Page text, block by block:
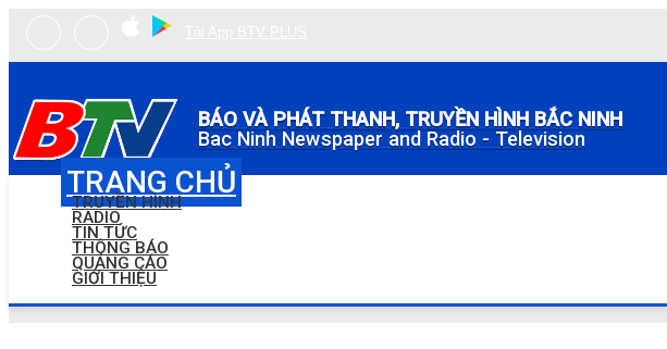
BÁO VÀ PHÁT THANH, TRUYỀN HÌNH BẮC NINH
Bac Ninh Newspaper and Radio - Television
TRANG CHỦ
TRUYỀN HÌNH
RADIO
TIN TỨC
THÔNG BÁO
QUẢNG CÁO
GIỚI THIỆU